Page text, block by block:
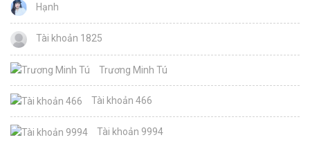
Hạnh
Tài khoản 1825
Trương Minh Tú
Tài khoản 466
Tài khoản 9994